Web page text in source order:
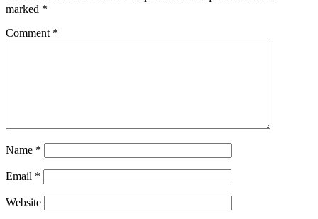
marked *
Comment *
Name *
Email *
Website